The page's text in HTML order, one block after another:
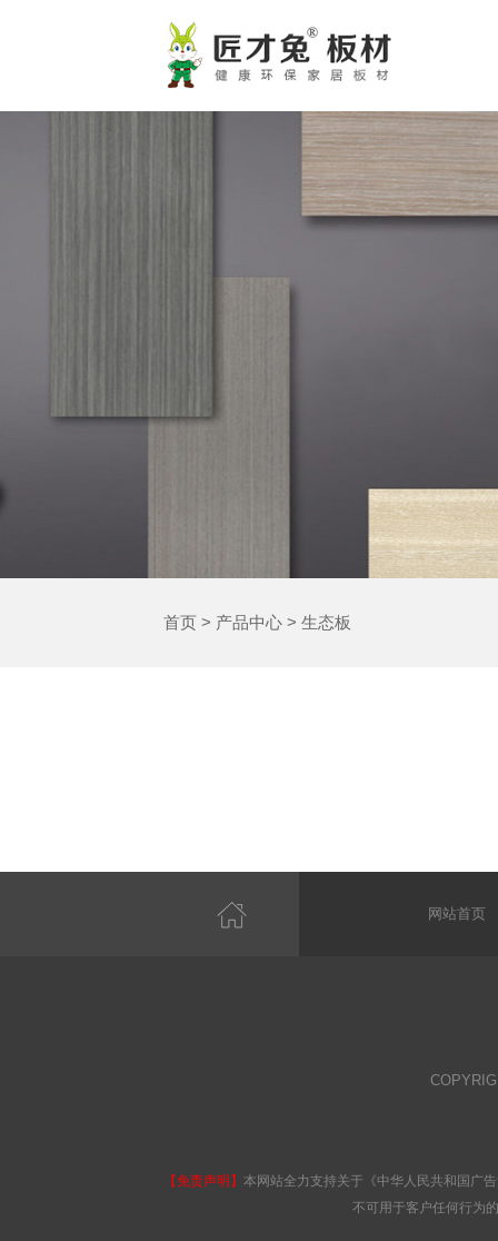
首页> 产品中心> 生态板
网站首页
【免责声明】 本网站全力支持关于《中华人民共和国广
不可用于客户任何行为